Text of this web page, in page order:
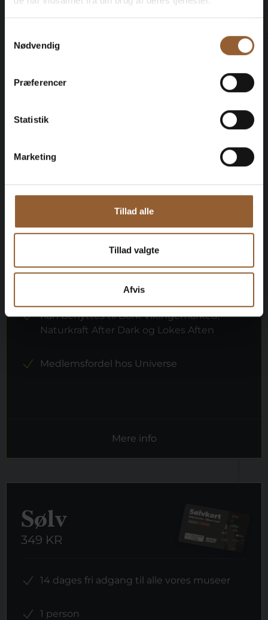
Nødvendig
Præferencer
Statistik
Marketing
Tillad alle
Tillad valgte
Afvis
Medlemsfordel hos Universe
449 KR
12 måneders fri adgang til alle vores
Kan benyttes til Bork Vikingemarked,
Naturkraft After Dark og Lokes Aften
Medlemsfordel hos Universe
Mere info
Sølv
349 KR
14 dages fri adgang til alle vores museer
1 person